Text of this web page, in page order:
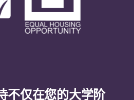
不仅在您的大学阶